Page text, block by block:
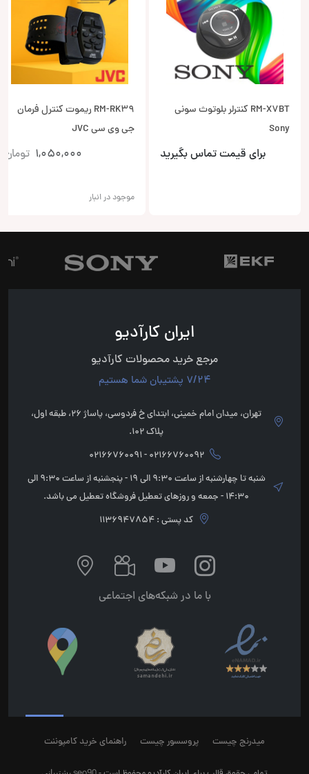
RM-X7BT کنترلر بلوتوث سونی
Sony
برای قیمت تماس بگیرید
RM-RK39 ریموت کنترل فرمان
جی وی سی JVC
1,050,000 تومان
موجود در انبار
ایران کارآدیو
مرجع خرید محصولات کارآدیو
7/24 پشتیبان شما هستیم
تهران، میدان امام خمینی، ابتدای خ فردوسی، پاساژ 26، طبقه اول،
پلاک 102.
02166760092 - 02166760091
شنبه تا چهارشنبه از ساعت 9:30 الی 19 - پنجشنبه از ساعت 9:30 الی
14:30 - جمعه و روزهای تعطیل فروشگاه تعطیل می باشد.
کد پستی : 1136947854
با ما در شبکه‌های اجتماعی
میدرنج چیست پروسسور چیست راهنمای خرید کامپوننت